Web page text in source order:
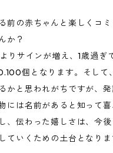
前の赤ちゃんと楽しくコミ
か？
りサインが増え、1歳過ぎ
個となります。そして
かと思われがちですが、
には名前があると知って
、伝わった嬉しさは、今
ていくための土台となりま